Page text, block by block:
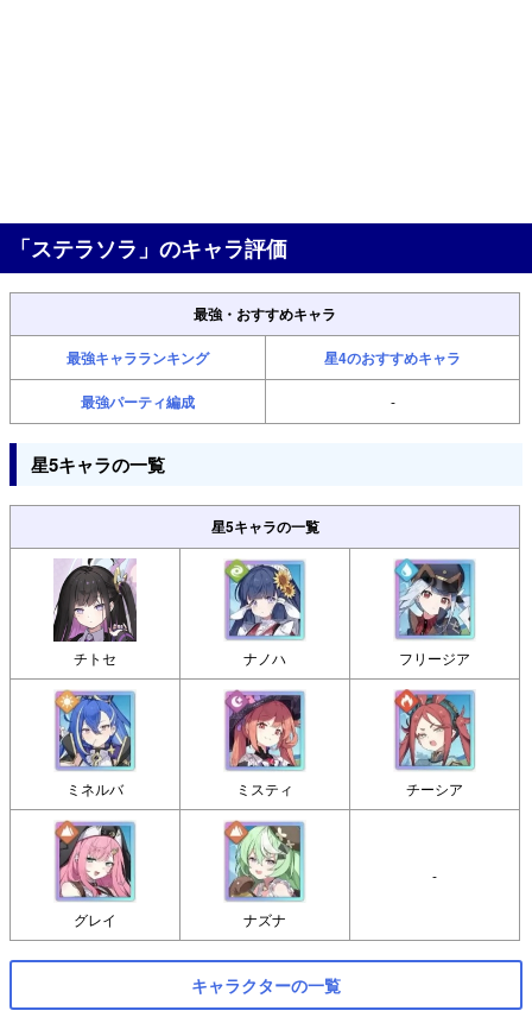
「ステラソラ」のキャラ評価
最強・おすすめキャラ
最強キャラランキング 星4のおすすめキャラ
最強パーティ編成 -
星5キャラの一覧
星5キャラの一覧
チトセ ナノハ フリージア
ミネルバ ミスティ チーシア
グレイ ナズナ
-
キャラクターの一覧